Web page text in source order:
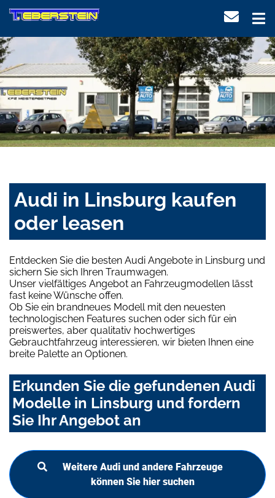
Audi in Linsburg kaufen
oder leasen
Entdecken Sie die besten Audi Angebote in Linsburg und
sichern Sie sich Ihren Traumwagen.
Unser vielfältiges Angebot an Fahrzeugmodellen lässt
fast keine Wünsche offen.
Ob Sie ein brandneues Modell mit den neuesten
technologischen Features suchen oder sich für ein
preiswertes, aber qualitativ hochwertiges
Gebrauchtfahrzeug interessieren, wir bieten Ihnen eine
breite Palette an Optionen.
Erkunden Sie die gefundenen Audi
Modelle in Linsburg und fordern
Sie Ihr Angebot an
Weitere Audi und andere Fahrzeuge
können Sie hier suchen